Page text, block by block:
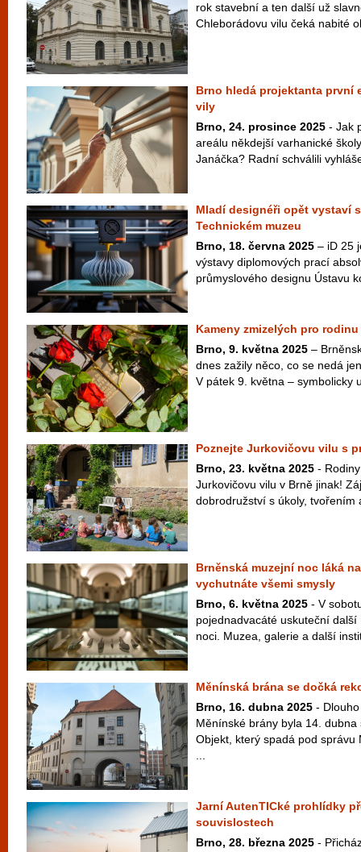
rok stavební a ten další už
Chleborádovu vilu čeká nabité
Brno hledá projektanta první
vily
Brno, 24. prosince 2025 - Jak
areálu někdejší varhanické
Janáčka? Radní schválili
Mladí designéři opět vystaví
Technickém muzeu
Brno, 18. června 2025 – iD 25
výstavy diplomových prací
průmyslového designu Ústavu
Kameny zmizelých pro
Brno, 9. května 2025 –
dnes zažily něco, co se nedá
V pátek 9. května – symbolicky
Poznejte Jurkovičovu vilu s
Brno, 23. května 2025 -
Jurkovičovu vilu v Brně jinak!
dobrodružství s úkoly, tvořením
Brněnská muzejní noc láká
vychutnáte všemi smysly
Brno, 6. května 2025 - V
pojednadvacáté uskuteční
noci. Muzea, galerie a další
Měnínská brána se dočká
Brno, 16. dubna 2025 -
Měnínské brány byla 14.
Objekt, který spadá pod správu
Jarní AutenTICké prohlídky
souvislostech
Brno, 28. března 2025 -